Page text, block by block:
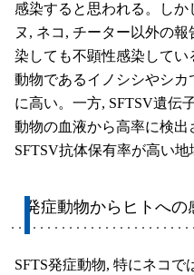
感染すると思われる。しか
ヌ, ネコ, チーター以外の
染しても不顕性感染して
動物であるイノシシやシカ
に高い。一方, SFTSV遺伝
動物の血液から高率に検
SFTSV抗体保有率が高い
発症動物からヒトへの
SFTS発症動物, 特にネコ